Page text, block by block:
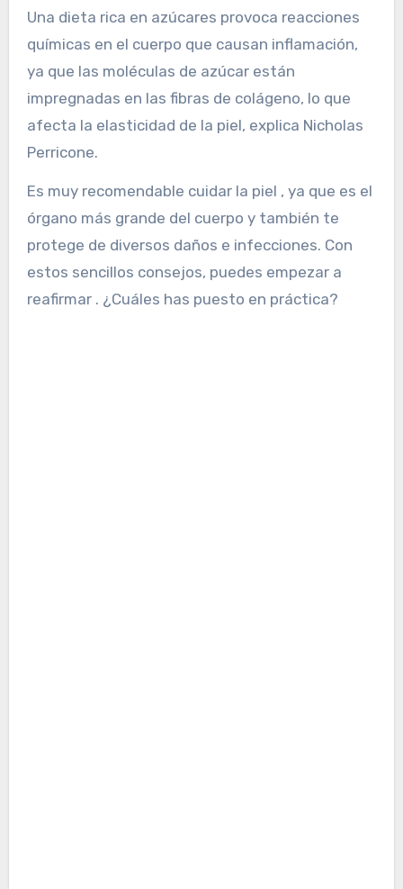
Una dieta rica en azúcares provoca reacciones
químicas en el cuerpo que causan inflamación,
ya que las moléculas de azúcar están
impregnadas en las fibras de colágeno, lo que
afecta la elasticidad de la piel, explica Nicholas
Perricone.
Es muy recomendable cuidar la piel , ya que es el
órgano más grande del cuerpo y también te
protege de diversos daños e infecciones. Con
estos sencillos consejos, puedes empezar a
reafirmar . ¿Cuáles has puesto en práctica?